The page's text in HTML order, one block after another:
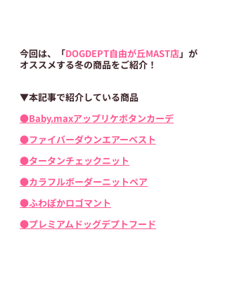
今回は、「​DOGDEPT自由が丘MAST店」が
オススメする冬の商品をご紹介！
▼本記事で紹介している商品
●Baby.maxアップリケボタンカーデ
●ファイバーダウンエアーベスト
●タータンチェックニット
●カラフルボーダーニットペア
●ふわぽかロゴマント
●プレミアムドッグデプトフード